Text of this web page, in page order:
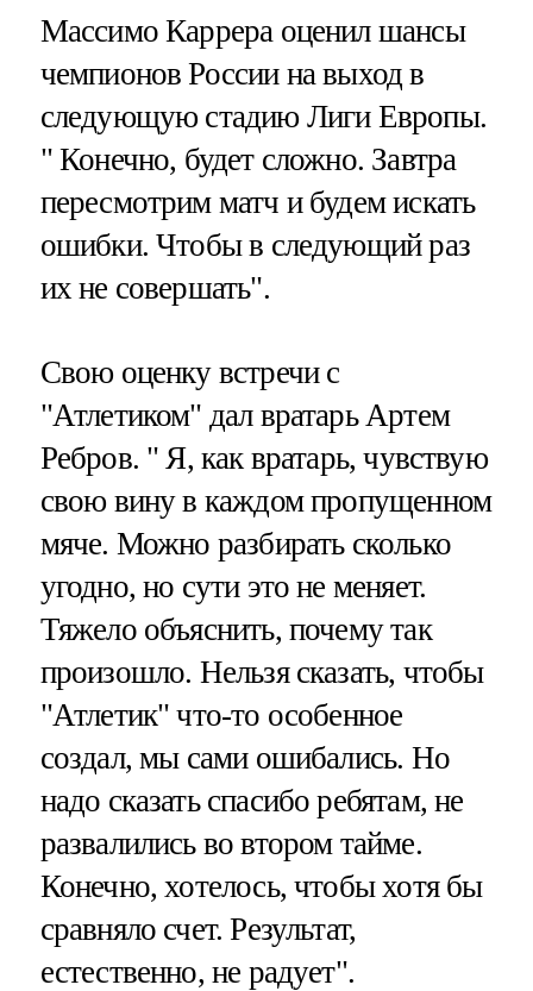
Массимо Каррера оценил шансы
чемпионов России на выход в
следующую стадию Лиги Европы.
" Конечно, будет сложно. Завтра
пересмотрим матч и будем искать
ошибки. Чтобы в следующий раз
их не совершать".
Свою оценку встречи с
"Атлетиком" дал вратарь Артем
Ребров. " Я, как вратарь, чувствую
свою вину в каждом пропущенном
мяче. Можно разбирать сколько
угодно, но сути это не меняет.
Тяжело объяснить, почему так
произошло. Нельзя сказать, чтобы
"Атлетик" что-то особенное
создал, мы сами ошибались. Но
надо сказать спасибо ребятам, не
развалились во втором тайме.
Конечно, хотелось, чтобы хотя бы
сравняло счет. Результат,
естественно, не радует".